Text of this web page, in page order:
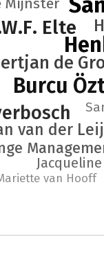
Burcu
Elte
de
van der Leij
van Hooff